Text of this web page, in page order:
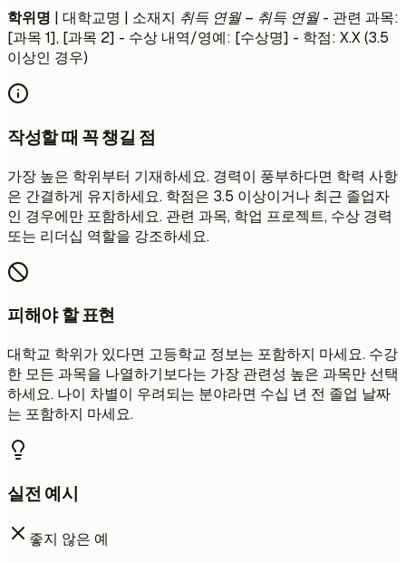
학위명 | 대학교명 | 소재지 취득 연월 – 취득 연월- 관련 과목:
[과목 1], [과목 2] - 수상 내역/영예: [수상명] - 학점: X.X (3.5
이상인 경우)
작성할 때 꼭 챙길 점
가장 높은 학위부터 기재하세요. 경력이 풍부하다면 학력 사항
은 간결하게 유지하세요. 학점은 3.5 이상이거나 최근 졸업자
인 경우에만 포함하세요. 관련 과목, 학업 프로젝트, 수상 경력
또는 리더십 역할을 강조하세요.
피해야 할 표현
대학교 학위가 있다면 고등학교 정보는 포함하지 마세요. 수강
한 모든 과목을 나열하기보다는 가장 관련성 높은 과목만 선택
하세요. 나이 차별이 우려되는 분야라면 수십 년 전 졸업 날짜
는 포함하지 마세요.
실전 예시
좋지 않은 예